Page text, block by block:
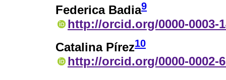
Federica Badia9
http://orcid.org/0000-0003-
Catalina Pírez10
http://orcid.org/0000-0002-